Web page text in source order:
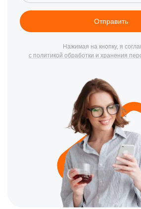
Контакт с сервисным центром
неисправности, не стоит затягивать с
консультации вы всегда можете
301-33-69 или прийти к нам по
Преимущества нашего центра
Мы гордимся своей репутацией и
только высший стандарт обслуживания.
постоянно обучаются, чтобы быть в
новшеств, и мы гарантируем качество
При этом наши цены остаются вполне
жителей Томска.
Доверьте ремонт своего ноутбука
Отправить
Нажимая на кнопку, я
с политикой обработки и хранения